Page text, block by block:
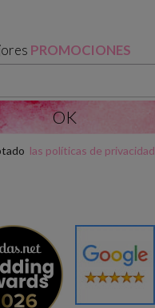
PROMOCIONES
las políticas de privacidad